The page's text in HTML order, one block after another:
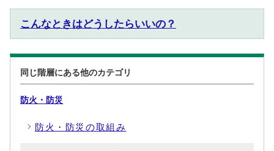
こんなときはどうしたらいいの？
同じ階層にある他のカテゴリ
防火・防災
防火・防災の取組み